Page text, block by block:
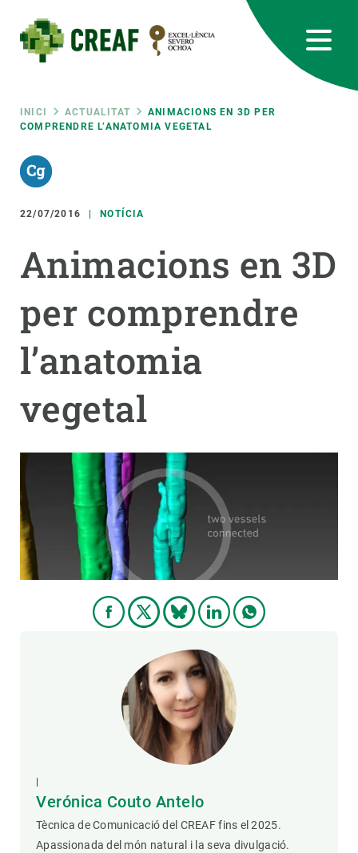
contingut
Fil
d'ariadna
INICI ACTUALITAT
ANIMACIONS EN 3D PER
COMPRENDRE L’ANATOMIA VEGETAL
22/07/2016 NOTÍCIA
Animacions en 3D
per comprendre
l’anatomia
vegetal
Verónica Couto Antelo
Tècnica de Comunicació del CREAF fins el 2025.
Apassionada del món natural i la seva divulgació.
RRSS
Featured
responsive
INTRANET
Responsive
menu
CIÈNCIA EN ACCIÓ
UNEIX-TE A NOSALTRES
NOTÍCIES I AGENDA